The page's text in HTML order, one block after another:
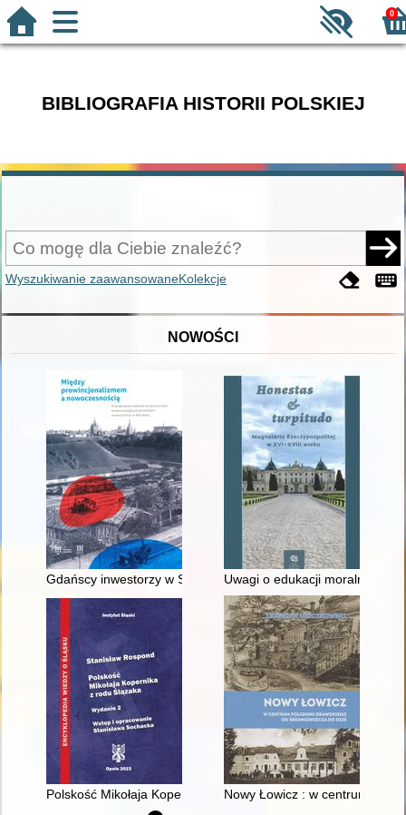
0
BIBLIOGRAFIA HISTORII POLSKIEJ
Wyszukiwanie zaawansowaneKolekcje
NOWOŚCI
Gdańscy inwestorzy w Sopocie : prestiż finansowy i
Uwagi o edukacji moralnej
Polskość Mikołaja Kopernika z rodu ŚlązakaNowy Łowicz : w centrum